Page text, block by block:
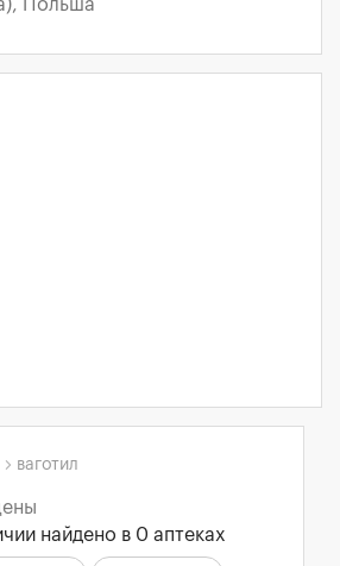
Польша
ваготил
найдено в 0 аптеках